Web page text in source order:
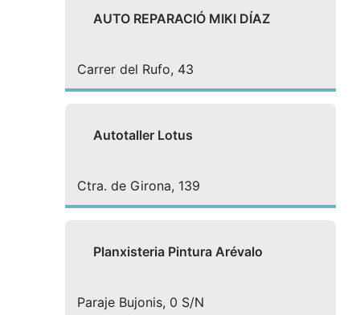
AUTO REPARACIÓ MIKI DÍAZ
Carrer del Rufo, 43
Autotaller Lotus
Ctra. de Girona, 139
Planxisteria Pintura Arévalo
Paraje Bujonis, 0 S/N